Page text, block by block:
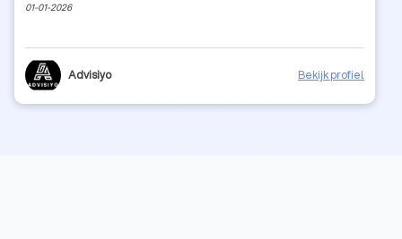
01-01-2026
Advisiyo Bekijk profiel